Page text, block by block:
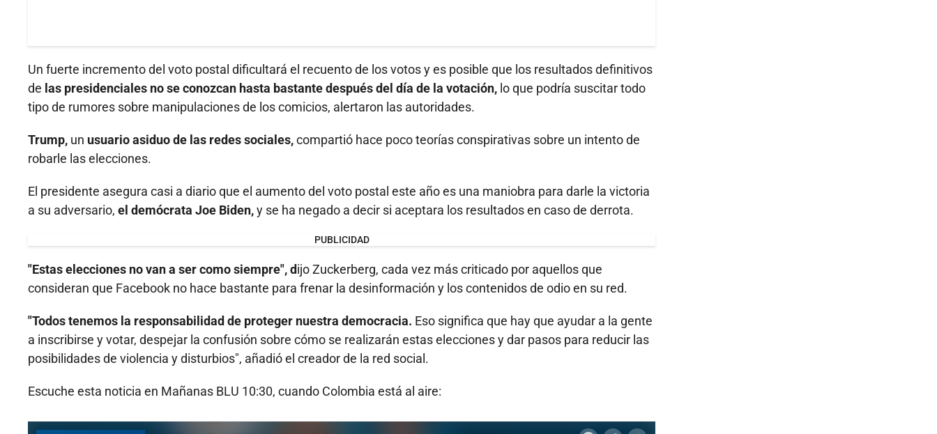
Un fuerte incremento del voto postal dificultará el recuento de los votos y es posible que los resultados definitivos
de las presidenciales no se conozcan hasta bastante después del día de la votación, lo que podría suscitar todo
tipo de rumores sobre manipulaciones de los comicios, alertaron las autoridades.
Trump, un usuario asiduo de las redes sociales,compartió hace poco teorías conspirativas sobre un intento de
robarle las elecciones.
El presidente asegura casi a diario que el aumento del voto postal este año es una maniobra para darle la victoria
a su adversario, el demócrata Joe Biden,y se ha negado a decir si aceptara los resultados en caso de derrota.
PUBLICIDAD
"Estas elecciones no van a ser como siempre", dijo Zuckerberg, cada vez más criticado por aquellos que
consideran que Facebook no hace bastante para frenar la desinformación y los contenidos de odio en su red.
"Todos tenemos la responsabilidad de proteger nuestra democracia. Eso significa que hay que ayudar a la gente
a inscribirse y votar, despejar la confusión sobre cómo se realizarán estas elecciones y dar pasos para reducir las
posibilidades de violencia y disturbios", añadió el creador de la red social.
Escuche esta noticia en Mañanas BLU 10:30, cuando Colombia está al aire: